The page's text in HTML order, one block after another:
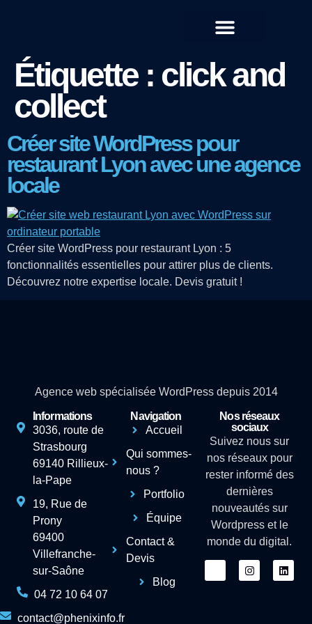
Étiquette : click and
collect
Créer site WordPress pour
restaurant Lyon avec une agence
locale
Créer site WordPress pour restaurant Lyon : 5
fonctionnalités essentielles pour attirer plus de clients.
Découvrez notre expertise locale. Devis gratuit !
Agence web spécialisée WordPress depuis 2014
Informations
3036, route de
Strasbourg
69140 Rillieux-
la-Pape
19, Rue de
Prony
69400
Villefranche-
sur-Saône
04 72 10 64 07
contact@phenixinfo.fr
Navigation
Accueil
Qui sommes-
nous ?
Portfolio
Équipe
Contact &
Devis
Blog
Nos réseaux
sociaux
Suivez nous sur
nos réseaux pour
rester informé des
dernières
nouveautés sur
Wordpress et le
monde du digital.